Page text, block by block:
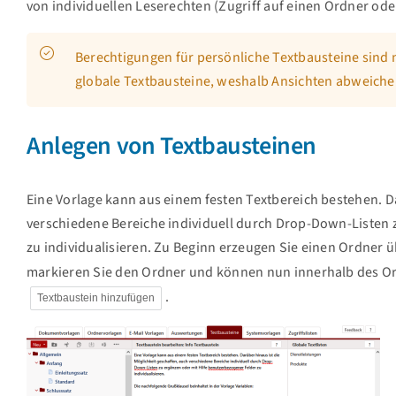
von individuellen Leserechten (Zugriff auf einen Ordner
Berechtigungen für persönliche Textbausteine sind
globale Textbausteine, weshalb Ansichten
Anlegen von Textbausteinen
Eine Vorlage kann aus einem festen Textbereich
verschiedene Bereiche individuell durch Drop-Down-
zu individualisieren. Zu Beginn erzeugen Sie einen Ordner
markieren Sie den Ordner und können nun innerhalb des
Textbaustein hinzufügen .